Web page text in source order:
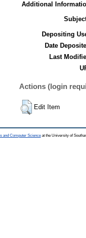
Additional
Depositing
Date
Last
Actions (login
Edit Item
and Computer Science at the University of